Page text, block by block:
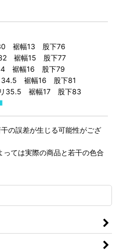
裾幅13 股下76
裾幅15 股下77
裾幅16 股下79
34.5 裾幅16 股下81
35.5 裾幅17 股下83
の誤差が生じる可能性がござ
ては実際の商品と若干の色合